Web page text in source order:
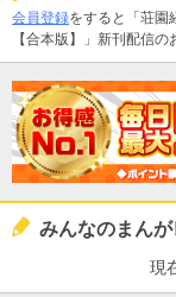
会員登録をすると「荘園
【合本版】」新刊配信の
みんなのまん
現